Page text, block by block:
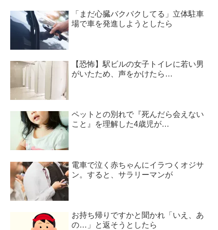
「まだ心臓バクバクしてる」立体駐車
場で車を発進しようとしたら
【恐怖】駅ビルの女子トイレに若い男
がいたため、声をかけたら…
ペットとの別れで『死んだら会えない
こと』を理解した4歳児が…
電車で泣く赤ちゃんにイラつくオジサ
ン。すると、サラリーマンが
お持ち帰りですかと聞かれ「いえ、あ
の…」と返そうとしたら